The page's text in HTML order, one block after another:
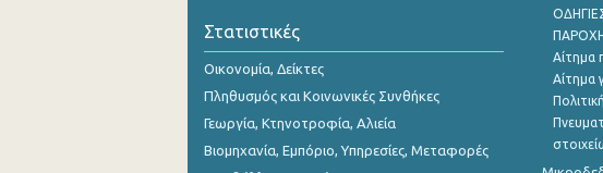
Στατιστικές
Οικονομία, Δείκτες
Πληθυσμός και Κοινωνικές Συνθήκες
Γεωργία, Κτηνοτροφία, Αλιεία
Βιομηχανία, Εμπόριο, Υπηρεσίες, Μεταφορές
Αίτημα
Αίτημα